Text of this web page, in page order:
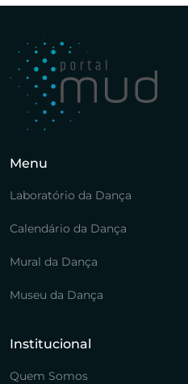
Menu
Laboratório da Dança
Calendário da Dança
Mural da Dança
Museu da Dança
Institucional
Quem Somos